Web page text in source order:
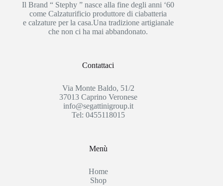
Il Brand “ Stephy ” nasce alla fine degli anni ‘60
come Calzaturificio produttore di ciabatteria
e calzature per la casa.Una tradizione artigianale
che non ci ha mai abbandonato.
Contattaci
Via Monte Baldo, 51/2
37013 Caprino Veronese
info@segattinigroup.it
Tel: 0455118015
Menù
Home
Shop